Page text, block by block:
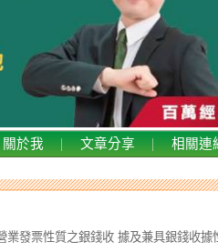
關於我 文章分享 相關連
發票性質之銀錢收 據及兼具銀錢收據